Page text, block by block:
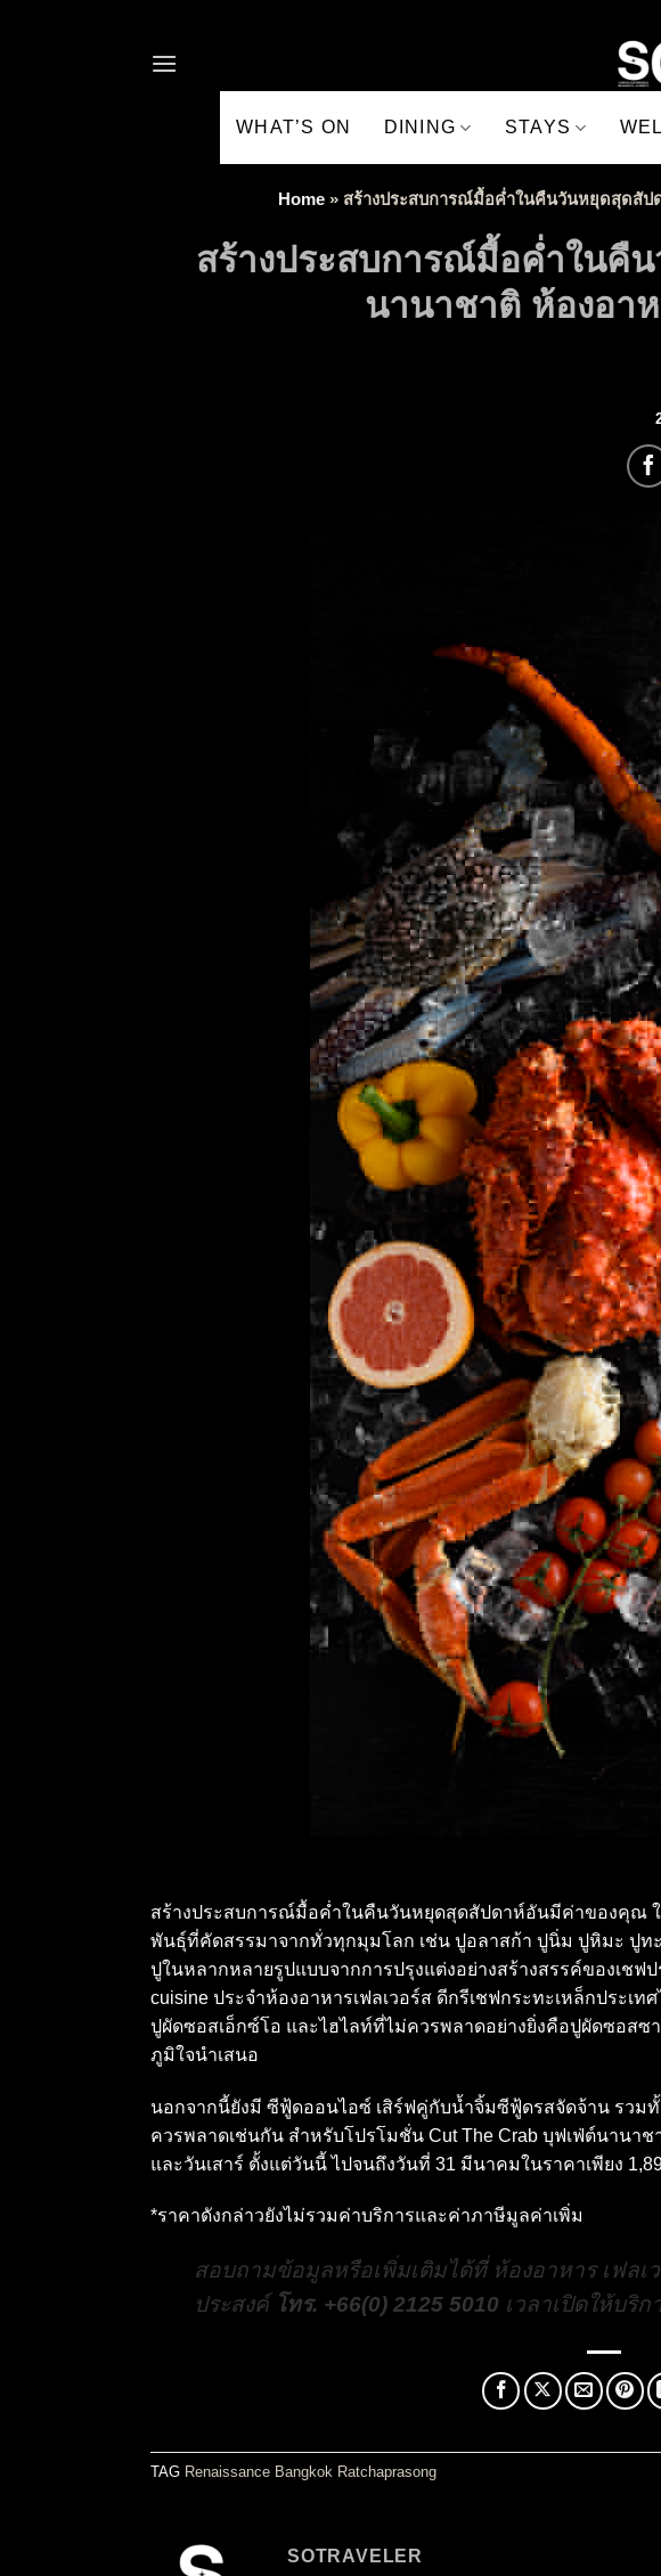
WHAT’S ON DINING STAYS
Home» สร้างประสบการณ์มื้อค่ำในคืนวันหยุดสุดสัปด
สร้างประสบการณ์มื้อค่ำในคื
นานาชาติ ห้องอาห
สร้างประสบการณ์มื้อค่ำในคืนวันหยุดสุดสัปดาห์อันมีค่าของคุณ
พันธุ์ที่คัดสรรมาจากทั่วทุกมุมโลก เช่น ปูอลาสก้า ปูนิ่ม ปูหิมะ ปูท
ปูในหลากหลายรูปแบบจากการปรุงแต่งอย่างสร้างสรรค์ของเชฟ
cuisine ประจำห้องอาหารเฟลเวอร์ส ดีกรีเชฟกระทะเหล็กประเ
ปูผัดซอสเอ็กซ์โอ และไฮไลท์ที่ไม่ควรพลาดอย่างยิ่งคือปูผัดซอสซ
ภูมิใจนำเสนอ
นอกจากนี้ยังมี ซีฟู้ดออนไอซ์ เสิร์ฟคู่กับน้ำจิ้มซีฟู้ดรสจัดจ้าน รวม
ควรพลาดเช่นกัน สำหรับโปรโมชั่น Cut The Crab บุฟเฟ่ต์นานา
และวันเสาร์ ตั้งแต่วันนี้ ไปจนถึงวันที่ 31 มีนาคมในราคาเพียง
*ราคาดังกล่าวยังไม่รวมค่าบริการและค่าภาษีมูลค่าเพิ่ม
สอบถามข้อมูลหรือเพิ่มเติมได้ที่ ห้องอาหาร เฟลเ
ประสงค์ โทร. +66(0) 2125 5010 เวลาเปิดให้บริก
TAG Renaissance Bangkok Ratchaprasong
SOTRAVELER